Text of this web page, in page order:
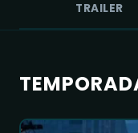
TRAILER